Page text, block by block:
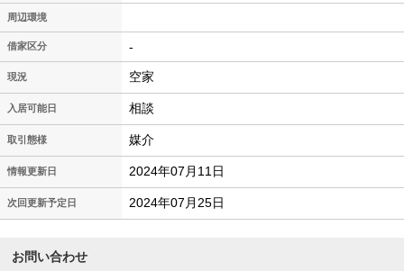
周辺環境
借家区分 -
現況 空家
入居可能日 相談
取引態様 媒介
情報更新日 2024年07月11日
次回更新予定日 2024年07月25日
お問い合わせ